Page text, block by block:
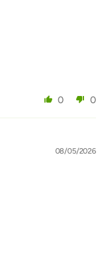
0 0
08/05/2026